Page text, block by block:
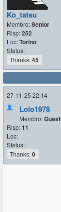
Ko_tatsu
Membro:Senior
Risp:252
Loc:Torino
Status:
Thanks:45
27-11-25 22.14
Lolo1978
Membro:Guest
Risp:11
Loc:
Status:
Thanks:0